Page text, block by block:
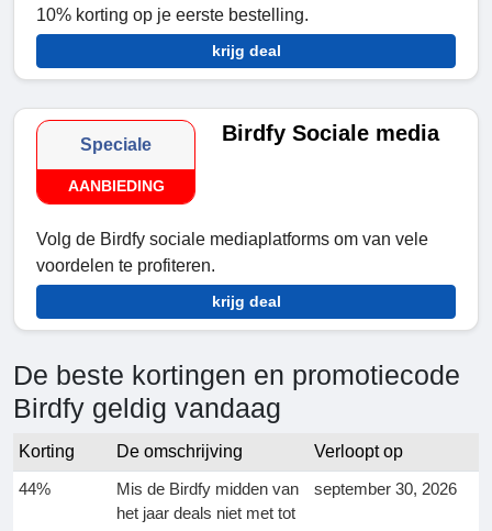
10% korting op je eerste bestelling.
krijg deal
Speciale
AANBIEDING
Birdfy Sociale media
Volg de Birdfy sociale mediaplatforms om van vele
voordelen te profiteren.
krijg deal
De beste kortingen en promotiecode
Birdfy geldig vandaag
Korting De omschrijving
Verloopt op
44%
Mis de Birdfy midden van
het jaar deals niet met tot
september 30, 2026